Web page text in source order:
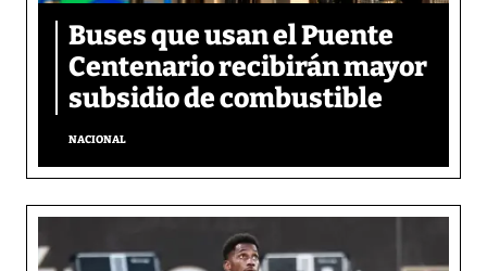
Buses que usan el Puente
Centenario recibirán mayor
subsidio de combustible
NACIONAL